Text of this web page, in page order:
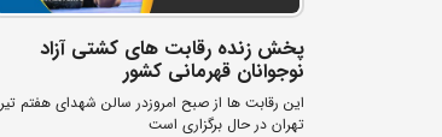
پخش زنده رقابت های کشتی آزاد
نوجوانان قهرمانی کشور
این رقابت ها از صبح امروزدر سالن شهدای هفتم تیر
تهران در حال برگزاری است